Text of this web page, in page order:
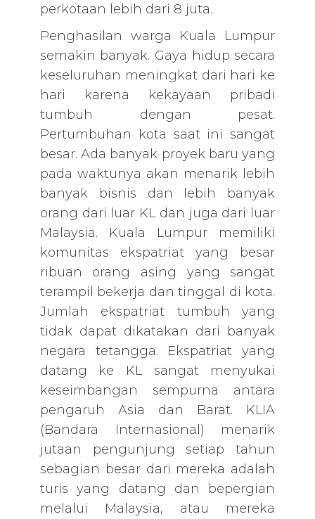
perkotaan lebih dari 8 juta.
Penghasilan warga Kuala Lumpur
semakin banyak. Gaya hidup secara
keseluruhan meningkat dari hari ke
hari karena kekayaan pribadi
tumbuh dengan pesat.
Pertumbuhan kota saat ini sangat
besar. Ada banyak proyek baru yang
pada waktunya akan menarik lebih
banyak bisnis dan lebih banyak
orang dari luar KL dan juga dari luar
Malaysia. Kuala Lumpur memiliki
komunitas ekspatriat yang besar
ribuan orang asing yang sangat
terampil bekerja dan tinggal di kota.
Jumlah ekspatriat tumbuh yang
tidak dapat dikatakan dari banyak
negara tetangga. Ekspatriat yang
datang ke KL sangat menyukai
keseimbangan sempurna antara
pengaruh Asia dan Barat. KLIA
(Bandara Internasional) menarik
jutaan pengunjung setiap tahun
sebagian besar dari mereka adalah
turis yang datang dan bepergian
melalui Malaysia, atau mereka